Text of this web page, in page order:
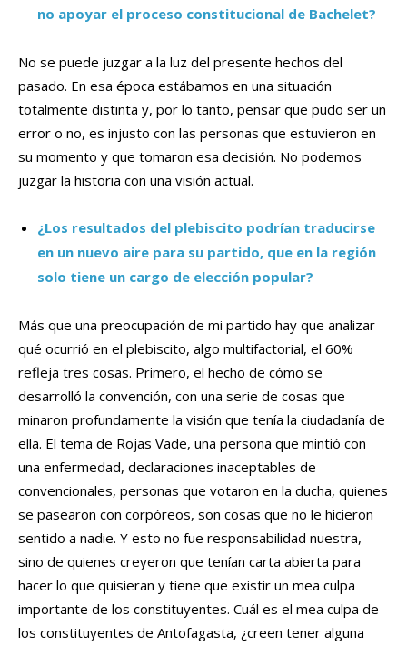
no apoyar el proceso constitucional de Bachelet?
No se puede juzgar a la luz del presente hechos del
pasado. En esa época estábamos en una situación
totalmente distinta y, por lo tanto, pensar que pudo ser un
error o no, es injusto con las personas que estuvieron en
su momento y que tomaron esa decisión. No podemos
juzgar la historia con una visión actual.
¿Los resultados del plebiscito podrían traducirse
en un nuevo aire para su partido, que en la región
solo tiene un cargo de elección popular?
Más que una preocupación de mi partido hay que analizar
qué ocurrió en el plebiscito, algo multifactorial, el 60%
refleja tres cosas. Primero, el hecho de cómo se
desarrolló la convención, con una serie de cosas que
minaron profundamente la visión que tenía la ciudadanía de
ella. El tema de Rojas Vade, una persona que mintió con
una enfermedad, declaraciones inaceptables de
convencionales, personas que votaron en la ducha, quienes
se pasearon con corpóreos, son cosas que no le hicieron
sentido a nadie. Y esto no fue responsabilidad nuestra,
sino de quienes creyeron que tenían carta abierta para
hacer lo que quisieran y tiene que existir un mea culpa
importante de los constituyentes. Cuál es el mea culpa de
los constituyentes de Antofagasta, ¿creen tener alguna